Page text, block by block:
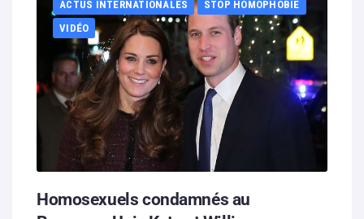
ACTUS INTERNATIONALES
STOP HOMOPHOBIE
VIDÉO
Homosexuels condamnés au